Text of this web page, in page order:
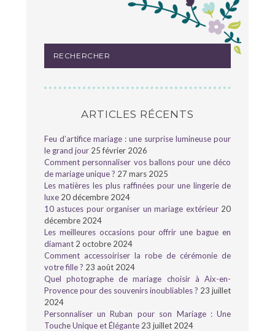
ARTICLES RÉCENTS
Feu d’artifice mariage : une surprise lumineuse pour
le grand jour 25 février 2026
Comment personnaliser vos ballons pour une déco
de mariage unique ? 27 mars 2025
Les matières les plus raffinées pour une lingerie de
luxe 20 décembre 2024
10 astuces pour organiser un mariage extérieur 20
décembre 2024
Les meilleures occasions pour offrir une bague en
diamant 2 octobre 2024
Comment accessoiriser la robe de cérémonie de
votre fille ? 23 août 2024
Quel photographe de mariage choisir à Aix-en-
Provence pour des souvenirs inoubliables ? 23 juillet
2024
Personnaliser un Ruban pour son Mariage : Une
Touche Unique et Élégante 23 juillet 2024